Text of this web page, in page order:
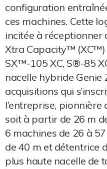
configuration
ces machines. Cette
incitée à réceptionner
Xtra Capacity™ (XC™)
SX™-105 XC, S®-85
nacelle hybride Genie
acquisitions qui
l’entreprise,
soit à partir de 26 m
6 machines de 26 à
de 40 m et détentrice
plus haute nacelle de